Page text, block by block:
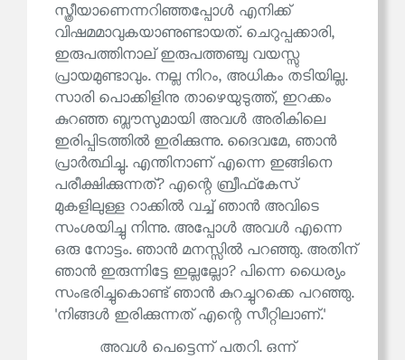
സ്ത്രീയാണെന്നറിഞ്ഞപ്പോൾ എനിക്ക്
വിഷമമാവുകയാണുണ്ടായത്. ചെറുപ്പക്കാരി,
ഇരുപത്തിനാല് ഇരുപത്തഞ്ചു വയസ്സു
പ്രായമുണ്ടാവും. നല്ല നിറം, അധികം തടിയില്ല.
സാരി പൊക്കിളിനു താഴെയുടുത്ത്, ഇറക്കം
കുറഞ്ഞ ബ്ലൗസുമായി അവൾ അരികിലെ
ഇരിപ്പിടത്തിൽ ഇരിക്കുന്നു. ദൈവമേ, ഞാൻ
പ്രാർത്ഥിച്ചു. എന്തിനാണ് എന്നെ ഇങ്ങിനെ
പരീക്ഷിക്കുന്നത്? എന്റെ ബ്രീഫ്‌കേസ്
മുകളിലുള്ള റാക്കിൽ വച്ച് ഞാൻ അവിടെ
സംശയിച്ചു നിന്നു. അപ്പോൾ അവൾ എന്നെ
ഒരു നോട്ടം. ഞാൻ മനസ്സിൽ പറഞ്ഞു. അതിന്
ഞാൻ ഇരുന്നിട്ടേ ഇല്ലല്ലോ? പിന്നെ ധൈര്യം
സംഭരിച്ചുകൊണ്ട് ഞാൻ കുറച്ചുറക്കെ പറഞ്ഞു.
'നിങ്ങൾ ഇരിക്കുന്നത് എന്റെ സീറ്റിലാണ്.'
അവൾ പെട്ടെന്ന് പതറി. ഒന്ന്